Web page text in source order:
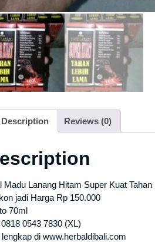
Description Reviews (0)
Madu Lanang Hitam Super Kuat
jadi Harga Rp 150.000
70ml
0543 7830 (XL)
lengkap di www.herbaldibali.com